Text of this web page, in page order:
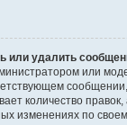
или удалить
или
количество
изменениях по